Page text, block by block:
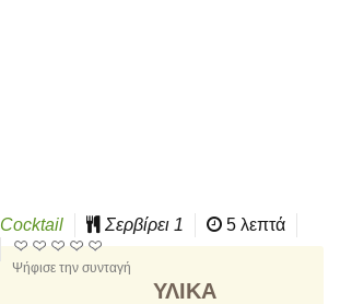
Cocktail Σερβίρει 1
5 λεπτά
Ψήφισε την συνταγή
ΥΛΙΚΆ